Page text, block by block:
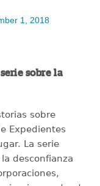
1, 2018
sobre la
sobre
Expedientes
La serie
desconfianza